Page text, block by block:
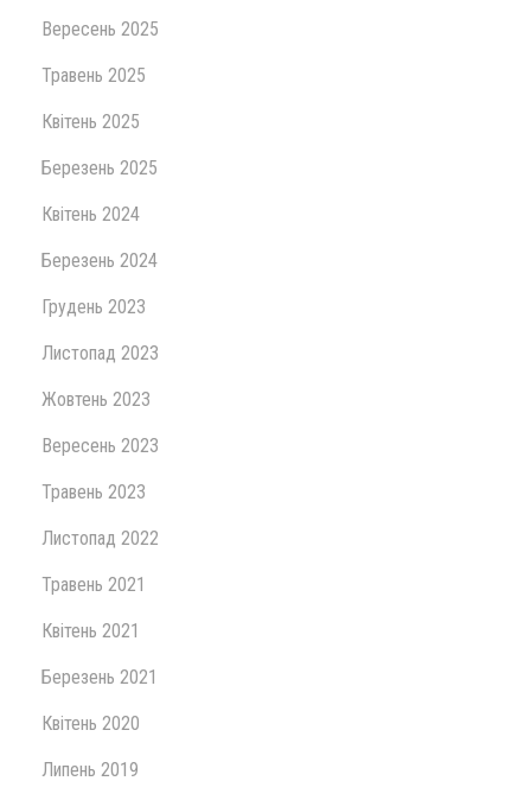
Вересень 2025
Травень 2025
Квітень 2025
Березень 2025
Квітень 2024
Березень 2024
Грудень 2023
Листопад 2023
Жовтень 2023
Вересень 2023
Травень 2023
Листопад 2022
Травень 2021
Квітень 2021
Березень 2021
Квітень 2020
Липень 2019